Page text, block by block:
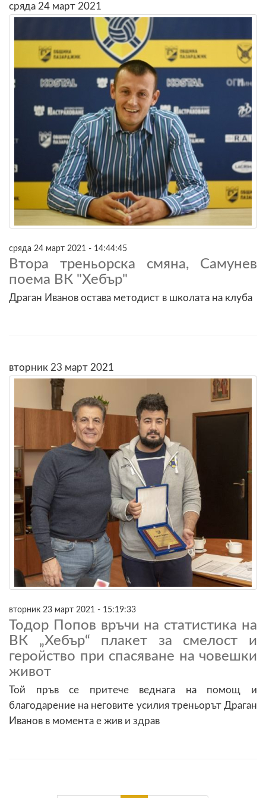
сряда 24 март 2021
сряда 24 март 2021 - 14:44:45
Втора треньорска смяна, Самунев
поема ВК "Хебър"
Драган Иванов остава методист в школата на клуба
вторник 23 март 2021
вторник 23 март 2021 - 15:19:33
Тодор Попов връчи на статистика на
ВК „Хебър“ плакет за смелост и
геройство при спасяване на човешки
живот
Той пръв се притече веднага на помощ и
благодарение на неговите усилия треньорът Драган
Иванов в момента е жив и здрав